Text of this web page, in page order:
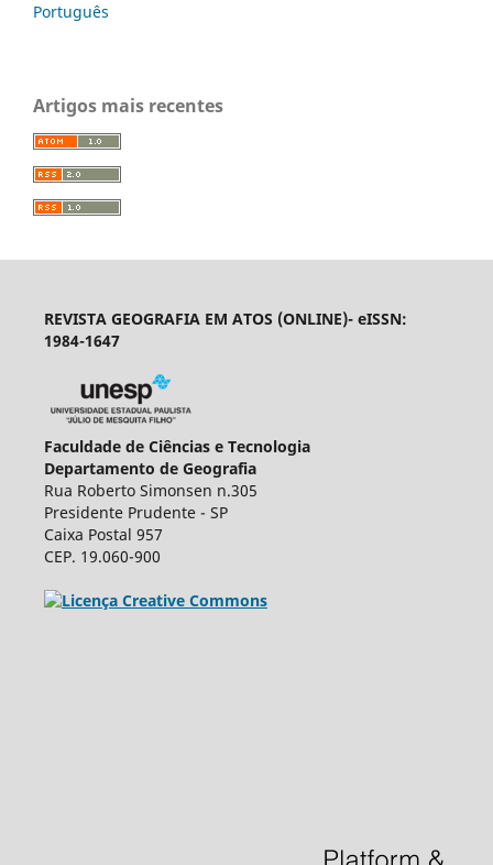
Português
Artigos mais recentes
REVISTA GEOGRAFIA EM ATOS (ONLINE)- eISSN:
1984-1647
Faculdade de Ciências e Tecnologia
Departamento de Geografia
Rua Roberto Simonsen n.305
Presidente Prudente - SP
Caixa Postal 957
CEP. 19.060-900